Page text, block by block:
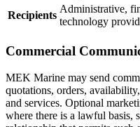
Recipients
Administrative,
technology
Commercial
MEK Marine may send
quotations, orders,
and services. Optional
where there is a lawful basis,